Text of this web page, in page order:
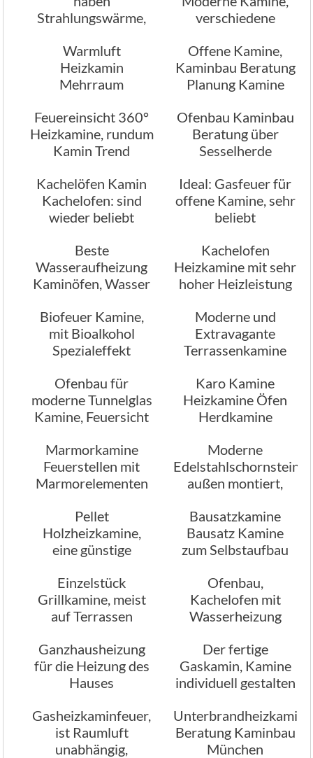
Strahlungswärme,
verschiedene
Warmluft
Heizkamin
Mehrraum
Warmwasserteil
Offene Kamine,
Kaminbau Beratung
Planung Kamine
Feuereinsicht 360°
Heizkamine, rundum
Kamin Trend
Ofenbau Kaminbau
Beratung über
Sesselherde
Kachelöfen Kamin
Kachelofen: sind
wieder beliebt
Ideal: Gasfeuer für
offene Kamine, sehr
beliebt
Beste
Wasseraufheizung
Kaminöfen, Wasser
Kachelofen
Heizkamine mit sehr
hoher Heizleistung
Biofeuer Kamine,
mit Bioalkohol
Spezialeffekt
Moderne und
Extravagante
Terrassenkamine
Gasfeuer
Ofenbau für
moderne Tunnelglas
Kamine, Feuersicht
Karo Kamine
Heizkamine Öfen
Herdkamine
Marmorkamine
Feuerstellen mit
Marmorelementen
Moderne
Edelstahlschornsteine,
außen montiert,
Schornsteinabzu
vorhanden ist
Pellet
Holzheizkamine,
eine günstige
Bausatzkamine
Bausatz Kamine
zum Selbstaufbau
Einzelstück
Grillkamine, meist
auf Terrassen
Ofenbau,
Kachelofen mit
Wasserheizung
Ganzhausheizung
für die Heizung des
Hauses
Der fertige
Gaskamin, Kamine
individuell gestalten
Gasheizkaminfeuer,
ist Raumluft
unabhängig,
Unterbrandheizkamine
Beratung Kaminbau
München